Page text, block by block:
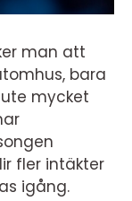
man att
bara
mycket
fler intäkter
igång.